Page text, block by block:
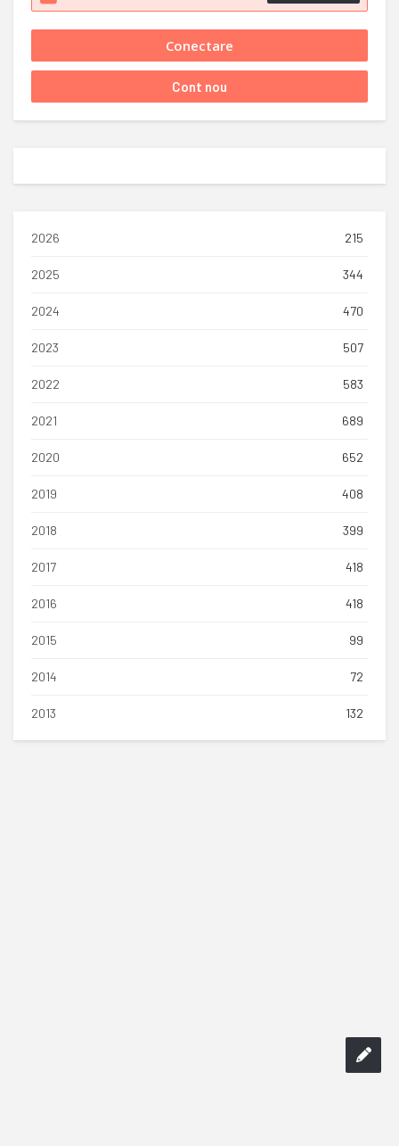
2026 215
2025 344
2024 470
2023 507
2022 583
2021 689
2020 652
2019 408
2018 399
2017 418
2016 418
2015 99
2014 72
2013 132